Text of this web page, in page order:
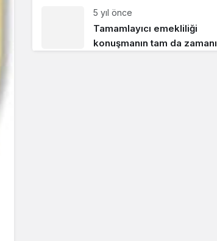
5 yıl önce
Tamamlayıcı emekliliği
konuşmanın tam da zamanı